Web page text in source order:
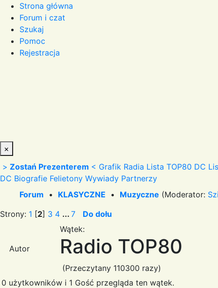
Strona główna
Forum i czat
Szukaj
Pomoc
Rejestracja
×
> Zostań Prezenterem < Grafik Radia Lista TOP80 DC
DC Biografie Felietony Wywiady Partnerzy
Forum • KLASYCZNE • Muzyczne (Moderator:
Strony: 1 [2] 3 4 ... 7 Do dołu
Autor
Wątek:
Radio TOP80
(Przeczytany 110300 razy)
0 użytkowników i 1 Gość przegląda ten wątek.